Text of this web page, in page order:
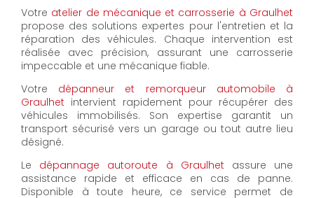
Votre atelier de mécanique et carrosserie à Graulhet
propose des solutions expertes pour l'entretien et la
réparation des véhicules. Chaque intervention est
réalisée avec précision, assurant une carrosserie
impeccable et une mécanique fiable.
Votre dépanneur et remorqueur automobile à
Graulhet intervient rapidement pour récupérer des
véhicules immobilisés. Son expertise garantit un
transport sécurisé vers un garage ou tout autre lieu
désigné.
Le dépannage autoroute à Graulhet assure une
assistance rapide et efficace en cas de panne.
Disponible à toute heure, ce service permet de